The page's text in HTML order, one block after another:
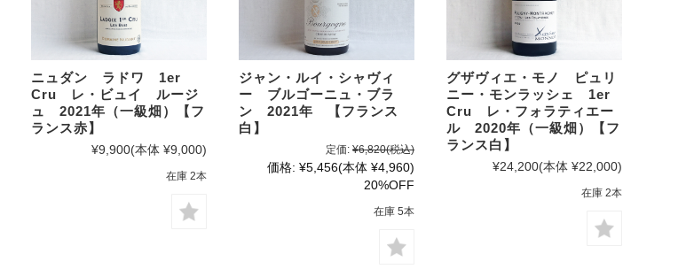
ニュダン ラドワ 1er
Cru レ・ビュイ ルージ
ュ 2021年（一級畑）【フ
ランス赤】
¥9,900(本体 ¥9,000)
在庫 2本
ジャン・ルイ・シャヴィ
ー ブルゴーニュ・ブラ
ン 2021年 【フランス
白】
定価: ¥6,820(税込)
価格: ¥5,456(本体 ¥4,960)
20%OFF
在庫 5本
グザヴィエ・モノ ピュリ
ニー・モンラッシェ 1er
Cru レ・フォラティエー
ル 2020年（一級畑）【フ
ランス白】
¥24,200(本体 ¥22,000)
在庫 2本